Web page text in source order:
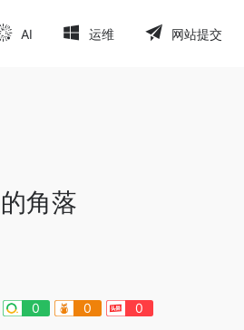
AI 运维 网站提交
角落
0 0 0